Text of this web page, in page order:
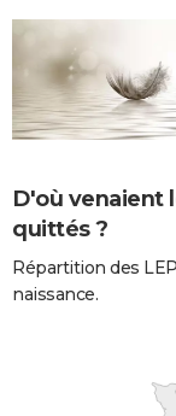
D'où venaient
quittés ?
Répartition des
naissance.